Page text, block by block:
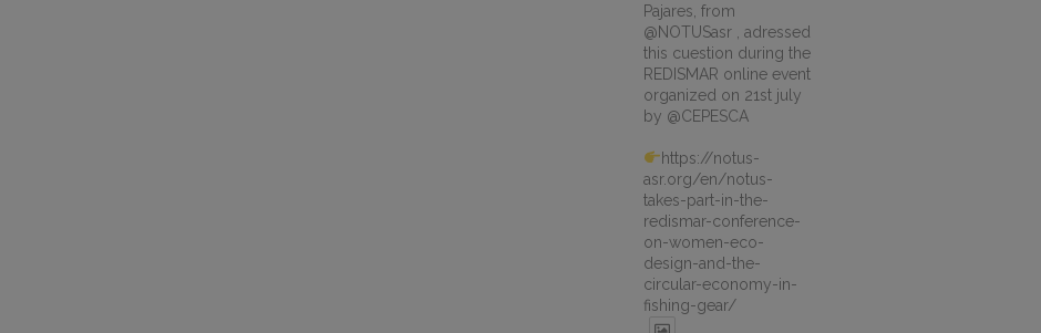
Pajares, from
@NOTUSasr , adressed
this cuestion during the
REDISMAR online event
organized on 21st july
by @CEPESCA
https://notus-
asr.org/en/notus-
takes-part-in-the-
redismar-conference-
on-women-eco-
design-and-the-
circular-economy-in-
fishing-gear/